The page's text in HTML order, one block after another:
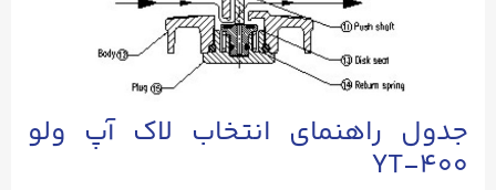
جدول راهنمای انتخاب لاک آپ ولو
YT-۴۰۰